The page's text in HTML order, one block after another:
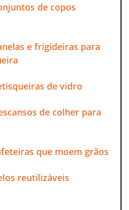
de copos
e frigideiras para
de vidro
de colher para
que moem grãos
reutilizáveis